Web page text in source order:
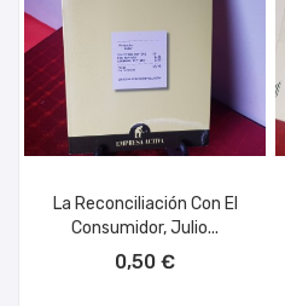
La Reconciliación Con El
Consumidor, Julio...
0,50 €